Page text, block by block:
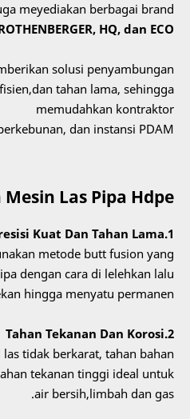
meyediakan berbagai brand
HQ, dan ECO.
solusi penyambungan
tahan lama, sehingga
memudahkan kontraktor
dan instansi PDAM.
Las Pipa Hdpe
1.Sambungan Presisi Kuat Dan Tahan Lama
metode butt fusion yang
dengan cara di lelehkan lalu
hingga menyatu permanen.
2.Tahan Tekanan Dan Korosi
tidak berkarat, tahan bahan
tekanan tinggi ideal untuk
air bersih,limbah dan gas.